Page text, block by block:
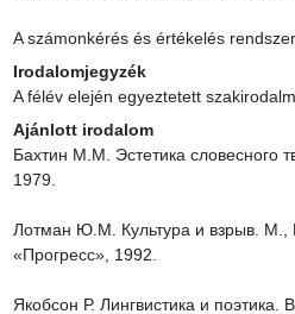
A számonkérés és értékelés
Irodalomjegyzék
A félév elején egyeztetett
Ajánlott irodalom
Бахтин М.М. Эстетика словесного
1979.
Лотман Ю.М. Культура и взрыв. М.,
«Прогресс», 1992.
Якобсон Р. Лингвистика и поэтика.